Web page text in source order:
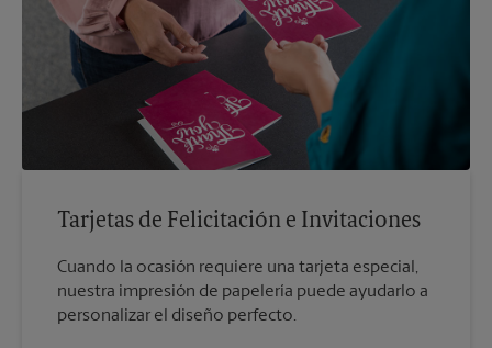
Tarjetas de Felicitación e Invitaciones
Cuando la ocasión requiere una tarjeta especial,
nuestra impresión de papelería puede ayudarlo a
personalizar el diseño perfecto.